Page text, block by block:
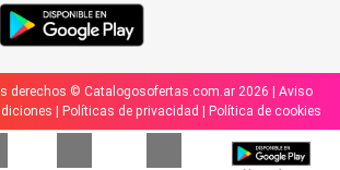
derechos © Catalogosofertas.com.ar 2026 | Aviso
Políticas de privacidad Política de cookies